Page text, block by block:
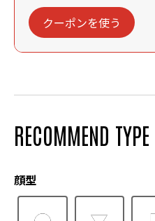
クーポンを使う
RECOMMEND TYPE
顔型